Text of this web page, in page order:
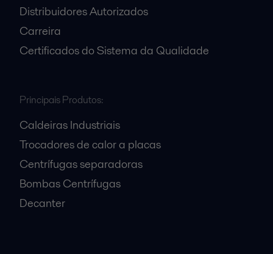
Distribuidores Autorizados
Carreira
Certificados do Sistema da Qualidade
Principais Produtos:
Caldeiras Industriais
Trocadores de calor a placas
Centrífugas separadoras
Bombas Centrífugas
Decanter